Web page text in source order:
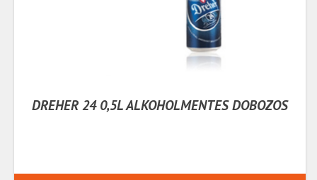
DREHER 24 0,5L ALKOHOLMENTES DOBOZOS